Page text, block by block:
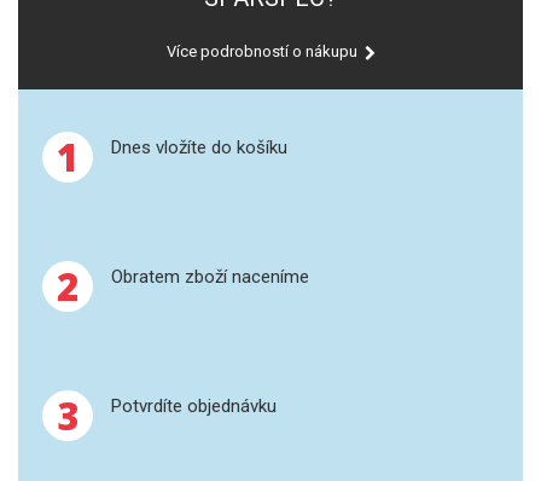
GRAFITOVÉ KELÍMKY
PŘÍSLUŠENSTVÍ PRO MS
SUBSTRÁTY
KALIBRACE
Více podrobností o nákupu
1 Dnes vložíte do košíku
2 Obratem zboží naceníme
3 Potvrdíte objednávku